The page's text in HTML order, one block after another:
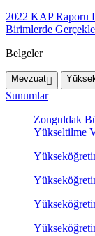
2022 KAP Raporu
Birimlerde
Belgeler
Mevzuat
Sunumlar
Zonguldak
Yükseltilme